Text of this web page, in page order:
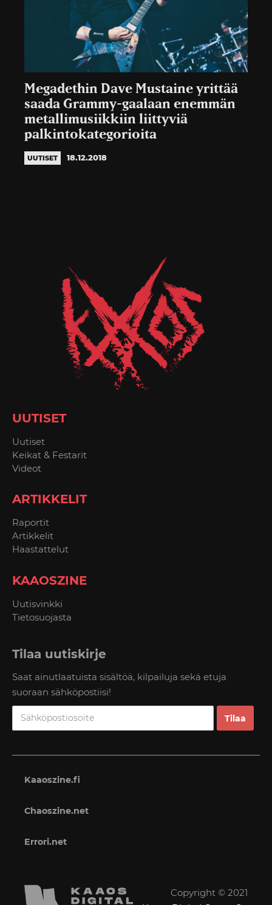
Megadethin Dave Mustaine yrittää
saada Grammy-gaalaan enemmän
metallimusiikkiin liittyviä
palkintokategorioita
UUTISET 18.12.2018
UUTISET
Uutiset
Keikat & Festarit
Videot
ARTIKKELIT
Raportit
Artikkelit
Haastattelut
KAAOSZINE
Uutisvinkki
Tietosuojasta
Tilaa uutiskirje
Saat ainutlaatuista sisältöä, kilpailuja sekä etuja
suoraan sähköpostiisi!
Kaaoszine.fi
Chaoszine.net
Errori.net
Copyright © 2021